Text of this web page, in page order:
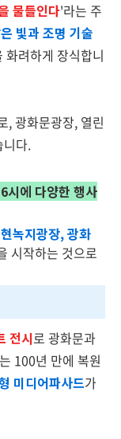
물들인다'라는 주
빛과 조명 기술
려하게 장식합니
, 광화문광장, 열린
니다.
시에 다양한 행사
녹지광장, 광화
시작하는 것으로
전시로 광화문과
100년 만에 복원
미디어파사드가